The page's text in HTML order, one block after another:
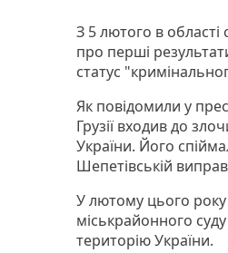
З 5 лютого в області
про перші
статус
Як повідомили у
Грузії входив до
України. Його
Шепетівській
У лютому цього
міськрайонного
територію України.